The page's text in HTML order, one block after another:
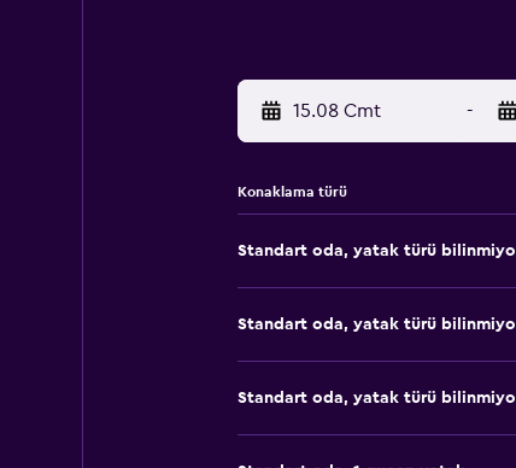
15.08 Cmt -
Konaklama türü
Standart oda, yatak türü
Standart oda, yatak türü
Standart oda, yatak türü